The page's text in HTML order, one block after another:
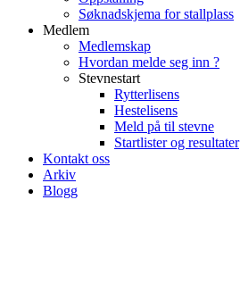
Søknadskjema for stallplass
Medlem
Medlemskap
Hvordan melde seg inn ?
Stevnestart
Rytterlisens
Hestelisens
Meld på til stevne
Startlister og resultater
Kontakt oss
Arkiv
Blogg